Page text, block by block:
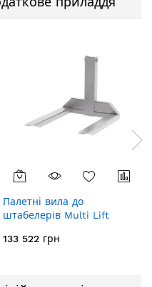
Палетні вила до
штабелерів Multi Lift
133 522 грн